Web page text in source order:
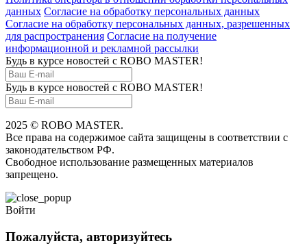
данных Согласие на обработку персональных данных
Согласие на обработку персональных данных, разрешенных
для распространения Согласие на получение
информационной и рекламной рассылки
Будь в курсе новостей с ROBO MASTER!
Будь в курсе новостей с ROBO MASTER!
2025 © ROBO MASTER.
Все права на содержимое сайта защищены в соответствии с
законодательством РФ.
Свободное использование размещенных материалов
запрещено.
Войти
Пожалуйста, авторизуйтесь